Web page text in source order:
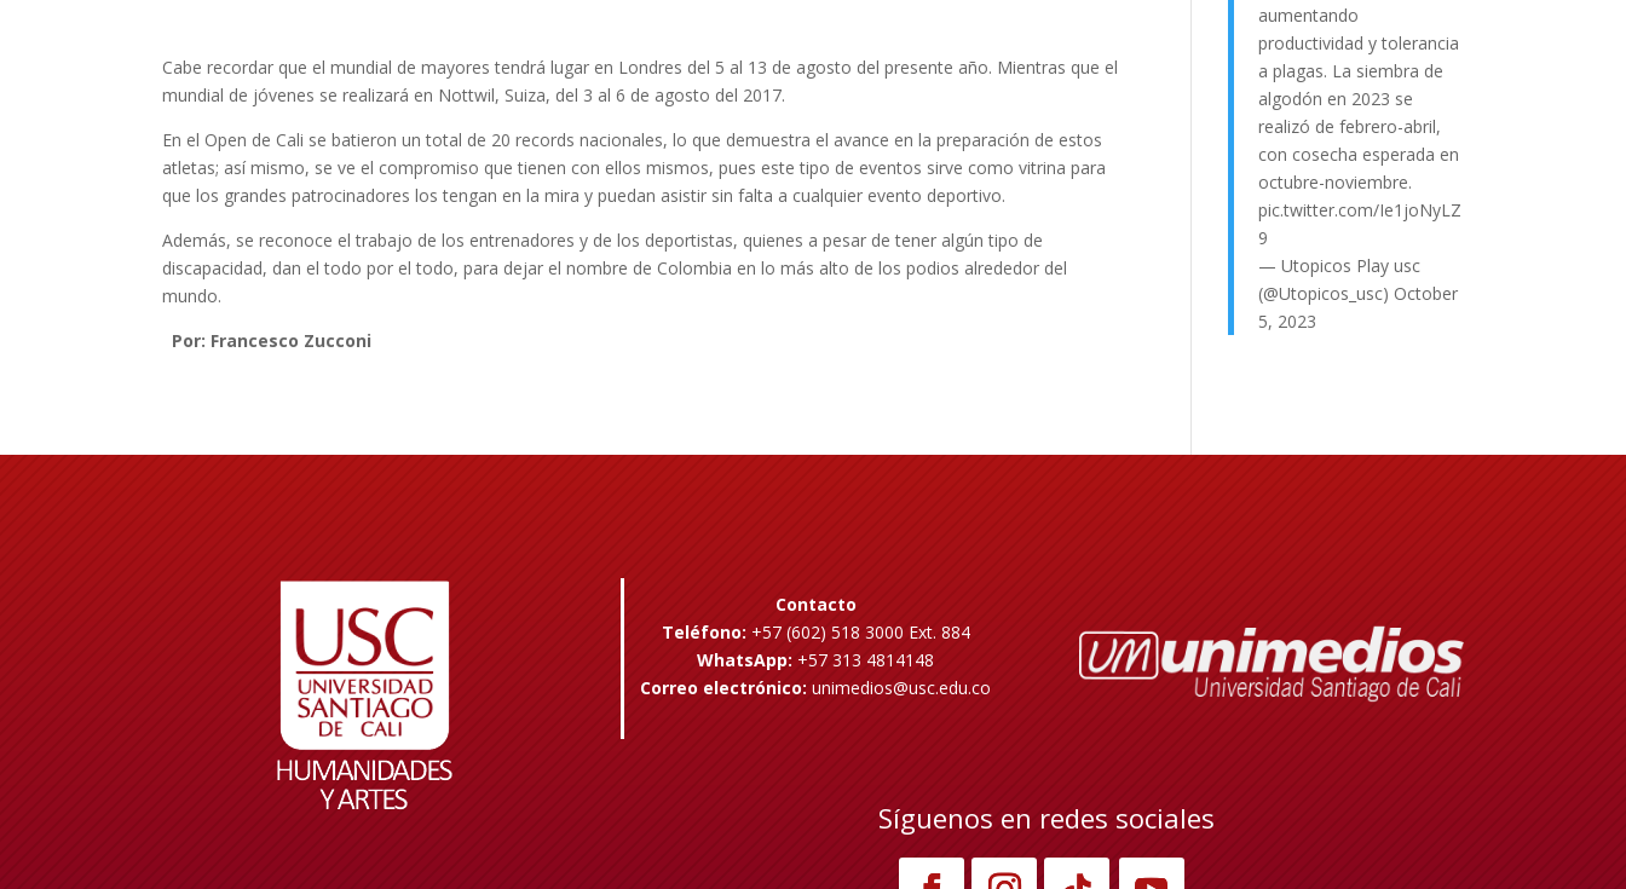
Cabe recordar que el mundial de mayores tendrá lugar en Londres del 5 al 13 de agosto del presente año. Mientras que el
mundial de jóvenes se realizará en Nottwil, Suiza, del 3 al 6 de agosto del 2017.
En el Open de Cali se batieron un total de 20 records nacionales, lo que demuestra el avance en la preparación de estos
atletas; así mismo, se ve el compromiso que tienen con ellos mismos, pues este tipo de eventos sirve como vitrina para
que los grandes patrocinadores los tengan en la mira y puedan asistir sin falta a cualquier evento deportivo.
Además, se reconoce el trabajo de los entrenadores y de los deportistas, quienes a pesar de tener algún tipo de
discapacidad, dan el todo por el todo, para dejar el nombre de Colombia en lo más alto de los podios alrededor del
mundo.
Por: Francesco Zucconi
aumentando
productividad y tolerancia
a plagas. La siembra de
algodón en 2023 se
realizó de febrero-abril,
con cosecha esperada en
octubre-noviembre.
pic.twitter.com/Ie1joNyLZ
9
— Utopicos Play usc
(@Utopicos_usc) October
5, 2023
Contacto
Teléfono: +57 (602) 518 3000 Ext. 884
WhatsApp: +57 313 4814148
Correo electrónico: unimedios@usc.edu.co
Síguenos en redes sociales